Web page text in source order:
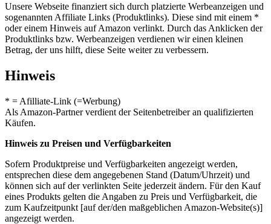
Unsere Webseite finanziert sich durch platzierte Werbeanzeigen und
sogenannten Affiliate Links (Produktlinks). Diese sind mit einem *
oder einem Hinweis auf Amazon verlinkt. Durch das Anklicken der
Produktlinks bzw. Werbeanzeigen verdienen wir einen kleinen
Betrag, der uns hilft, diese Seite weiter zu verbessern.
Hinweis
* = Afilliate-Link (=Werbung)
Als Amazon-Partner verdient der Seitenbetreiber an qualifizierten
Käufen.
Hinweis zu Preisen und Verfügbarkeiten
Sofern Produktpreise und Verfügbarkeiten angezeigt werden,
entsprechen diese dem angegebenen Stand (Datum/Uhrzeit) und
können sich auf der verlinkten Seite jederzeit ändern. Für den Kauf
eines Produkts gelten die Angaben zu Preis und Verfügbarkeit, die
zum Kaufzeitpunkt [auf der/den maßgeblichen Amazon-Website(s)]
angezeigt werden.